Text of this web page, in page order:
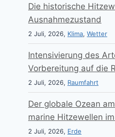
Die historische
Ausnahmezustand
2 Juli, 2026, Klima, Wetter
Intensivierung des
Vorbereitung auf die
2 Juli, 2026, Raumfahrt
Der globale Ozean
marine Hitzewellen
2 Juli, 2026, Erde